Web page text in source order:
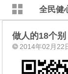
全民健
做人的18个别
2014年02月22